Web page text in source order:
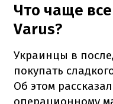
Что чаще
Varus?
Украинцы в
покупать
Об этом
операционному